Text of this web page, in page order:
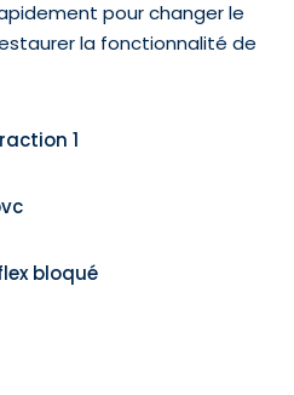
pour changer le
la fonctionnalité de